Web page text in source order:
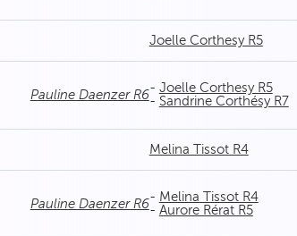
Joelle Corthesy R5
Pauline Daenzer R6- Joelle Corthesy R5
- Sandrine Corthésy R7
Melina Tissot R4
Pauline Daenzer R6- Melina Tissot R4
- Aurore Rérat R5